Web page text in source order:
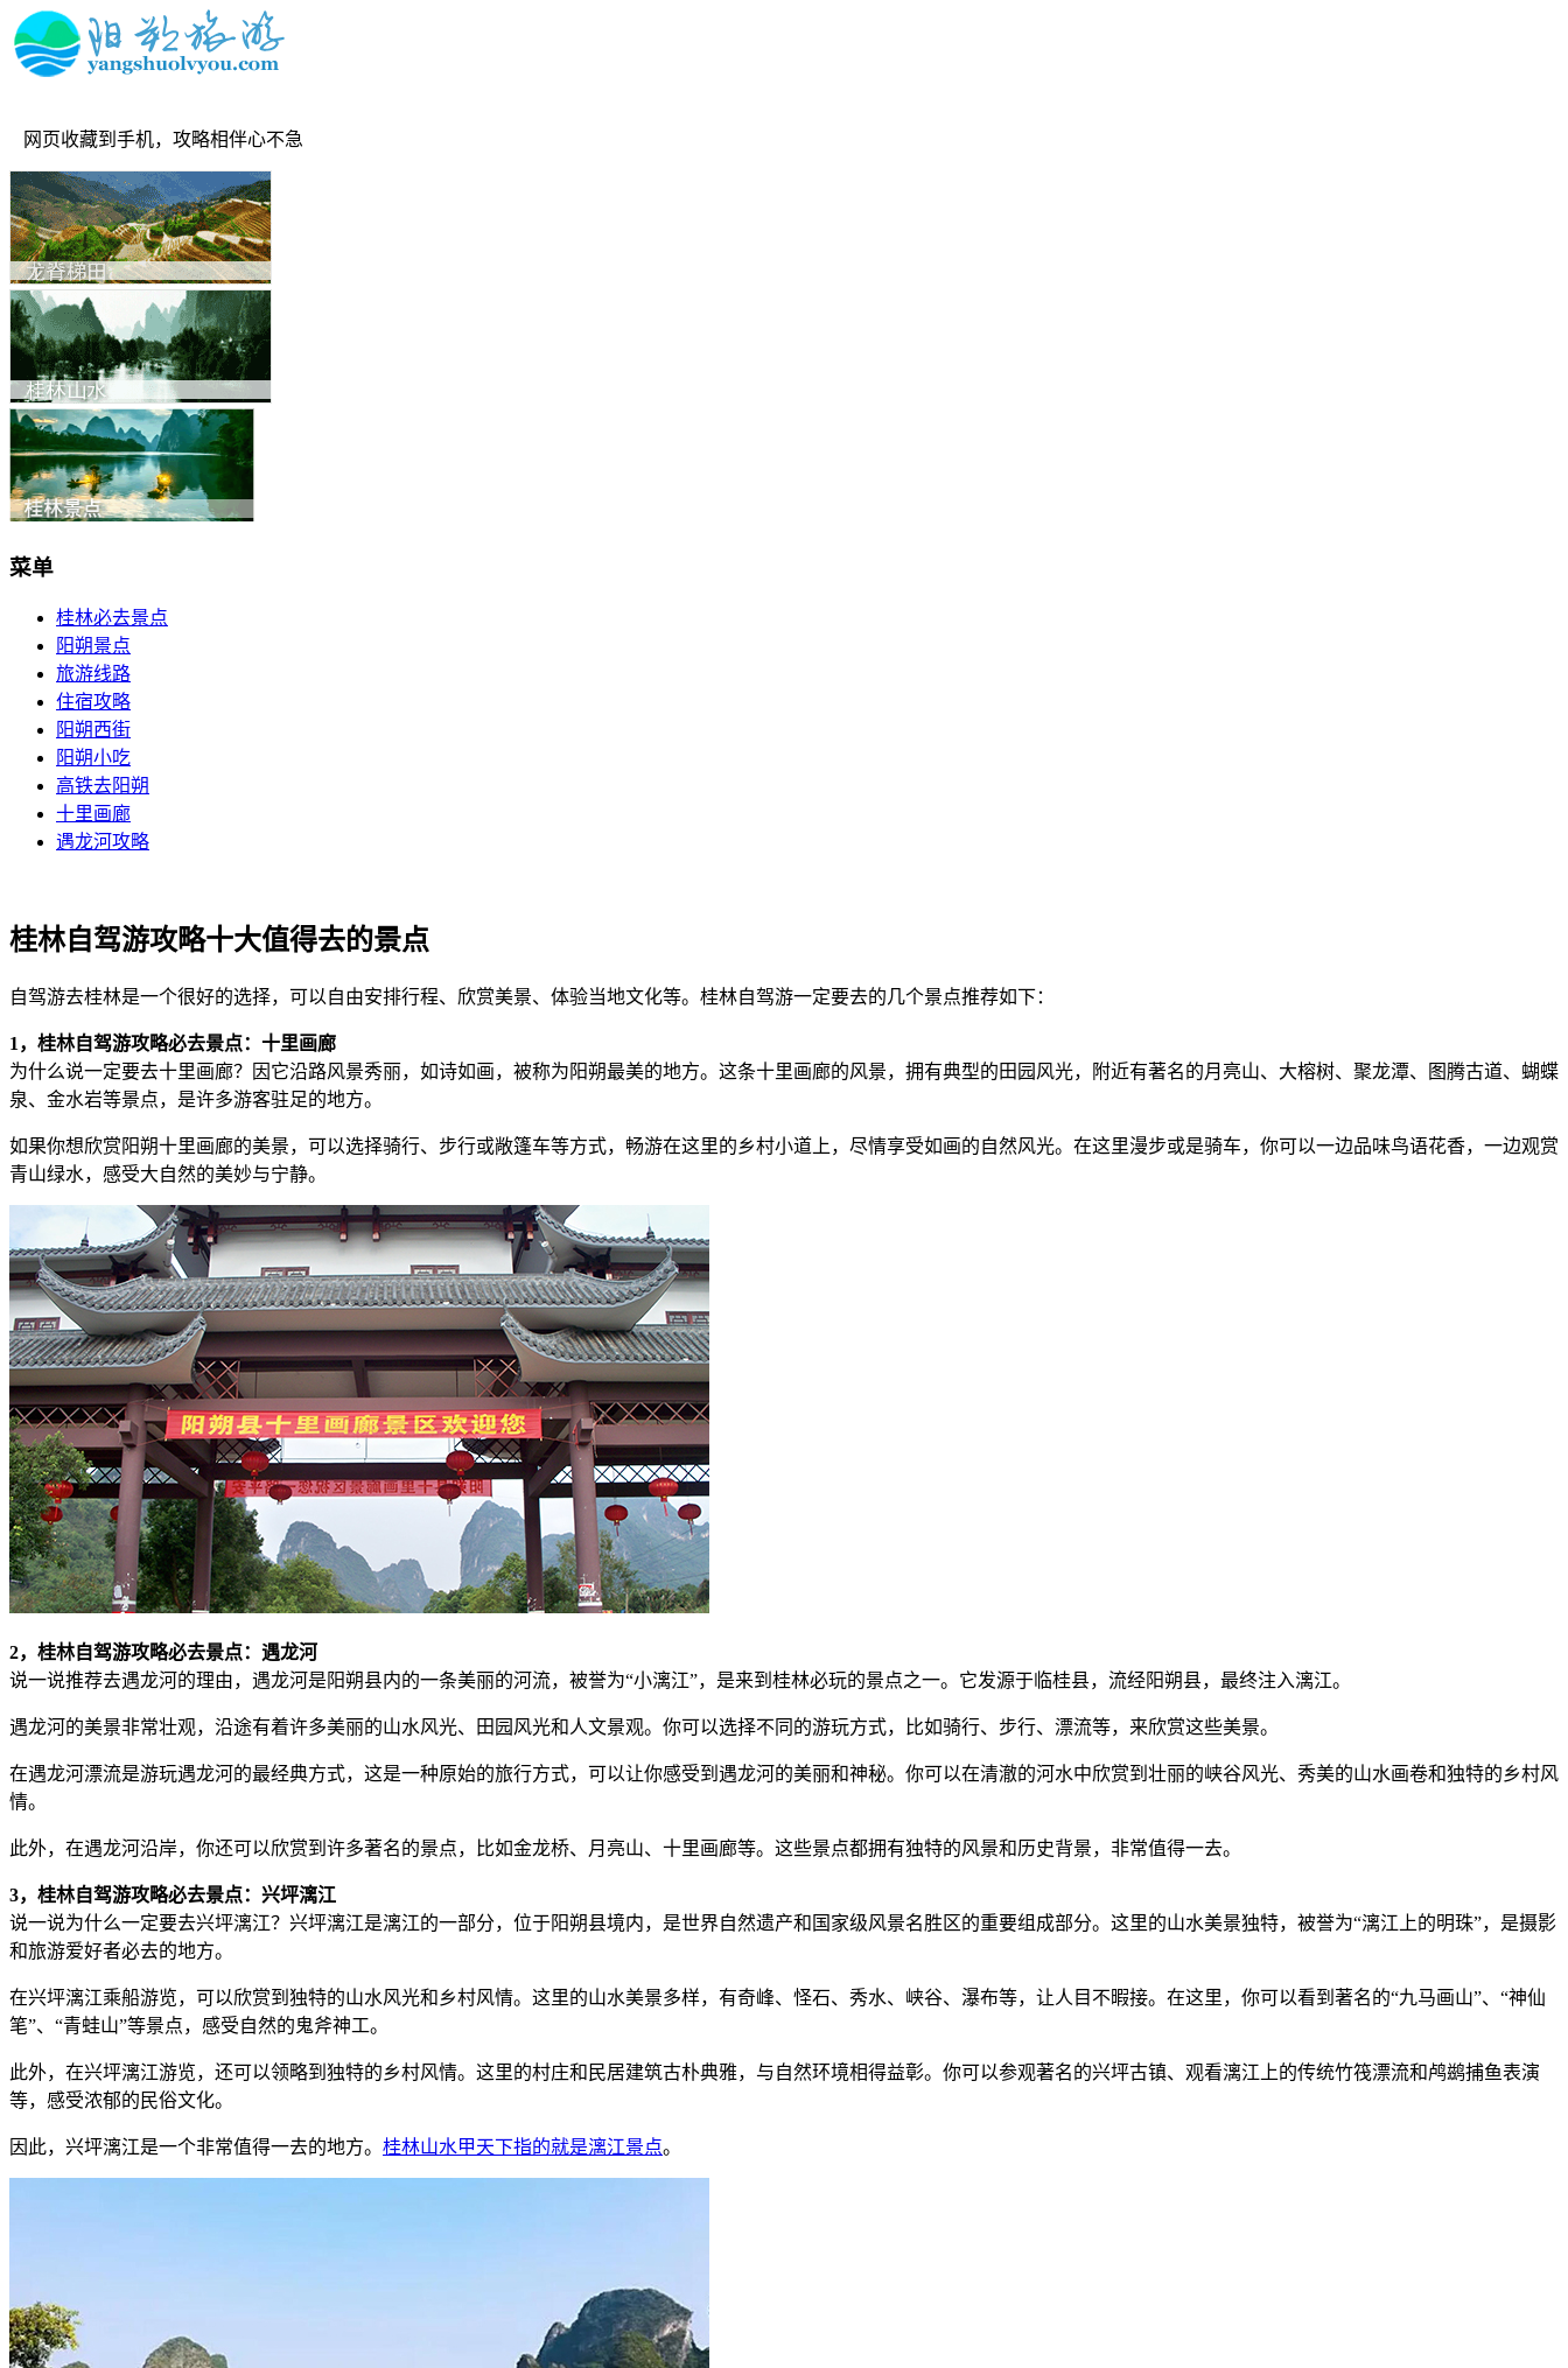
网页收藏到手机，攻略相伴心不急
菜单
桂林必去景点
阳朔景点
旅游线路
住宿攻略
阳朔西街
阳朔小吃
高铁去阳朔
十里画廊
遇龙河攻略
桂林自驾游攻略十大值得去的景点
自驾游去桂林是一个很好的选择，可以自由安排行程、欣赏美景、体验当地文化等。桂林自驾游一定要去的几个景点推荐如下：
1，桂林自驾游攻略必去景点：十里画廊
为什么说一定要去十里画廊？因它沿路风景秀丽，如诗如画，被称为阳朔最美的地方。这条十里画廊的风景，拥有典型的田园风光，附近有著名的月亮山、大榕树、聚龙潭、图腾古道、蝴蝶
泉、金水岩等景点，是许多游客驻足的地方。
如果你想欣赏阳朔十里画廊的美景，可以选择骑行、步行或敞篷车等方式，畅游在这里的乡村小道上，尽情享受如画的自然风光。在这里漫步或是骑车，你可以一边品味鸟语花香，一边观赏
青山绿水，感受大自然的美妙与宁静。
2，桂林自驾游攻略必去景点：遇龙河
说一说推荐去遇龙河的理由，遇龙河是阳朔县内的一条美丽的河流，被誉为“小漓江”，是来到桂林必玩的景点之一。它发源于临桂县，流经阳朔县，最终注入漓江。
遇龙河的美景非常壮观，沿途有着许多美丽的山水风光、田园风光和人文景观。你可以选择不同的游玩方式，比如骑行、步行、漂流等，来欣赏这些美景。
在遇龙河漂流是游玩遇龙河的最经典方式，这是一种原始的旅行方式，可以让你感受到遇龙河的美丽和神秘。你可以在清澈的河水中欣赏到壮丽的峡谷风光、秀美的山水画卷和独特的乡村风
情。
此外，在遇龙河沿岸，你还可以欣赏到许多著名的景点，比如金龙桥、月亮山、十里画廊等。这些景点都拥有独特的风景和历史背景，非常值得一去。
3，桂林自驾游攻略必去景点：兴坪漓江
说一说为什么一定要去兴坪漓江？兴坪漓江是漓江的一部分，位于阳朔县境内，是世界自然遗产和国家级风景名胜区的重要组成部分。这里的山水美景独特，被誉为“漓江上的明珠”，是摄影
和旅游爱好者必去的地方。
在兴坪漓江乘船游览，可以欣赏到独特的山水风光和乡村风情。这里的山水美景多样，有奇峰、怪石、秀水、峡谷、瀑布等，让人目不暇接。在这里，你可以看到著名的“九马画山”、“神仙
笔”、“青蛙山”等景点，感受自然的鬼斧神工。
此外，在兴坪漓江游览，还可以领略到独特的乡村风情。这里的村庄和民居建筑古朴典雅，与自然环境相得益彰。你可以参观著名的兴坪古镇、观看漓江上的传统竹筏漂流和鸬鹚捕鱼表演
等，感受浓郁的民俗文化。
因此，兴坪漓江是一个非常值得一去的地方。 桂林山水甲天下指的就是漓江景点。